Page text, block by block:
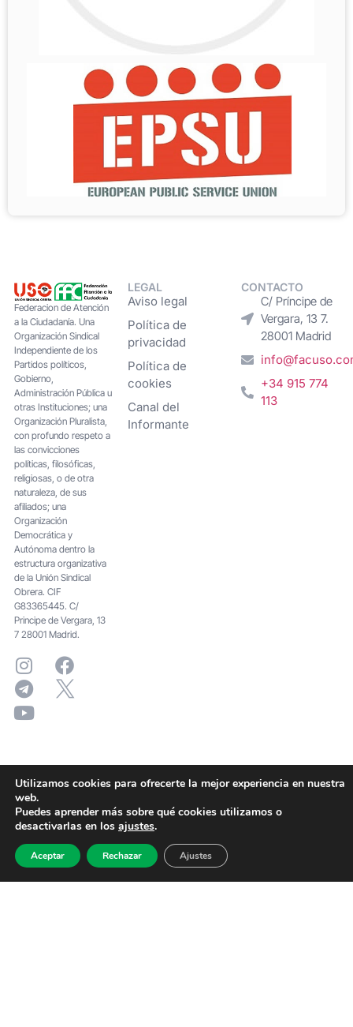
Federacion de Atención
a la Ciudadanía. Una
Organización Sindical
Independiente de los
Partidos políticos,
Gobierno,
Administración Pública u
otras Instituciones; una
Organización Pluralista,
con profundo respeto a
las convicciones
políticas, filosóficas,
religiosas, o de otra
naturaleza, de sus
afiliados; una
Organización
Democrática y
Autónoma dentro la
estructura organizativa
de la Unión Sindical
Obrera. CIF
G83365445. C/
Principe de Vergara, 13
7 28001 Madrid.
LEGAL
Aviso legal
Política de
privacidad
Política de
cookies
Canal del
Informante
CONTACTO
C/ Príncipe de
Vergara, 13 7.
28001 Madrid
+34 915 774
113
Utilizamos cookies para ofrecerte la mejor experiencia en nuestra
web.
Puedes aprender más sobre qué cookies utilizamos o
desactivarlas en los ajustes.
Aceptar Rechazar Ajustes